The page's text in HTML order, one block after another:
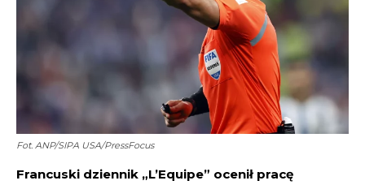
Fot. ANP/SIPA USA/PressFocus
Francuski dziennik „L’Equipe” ocenił pracę